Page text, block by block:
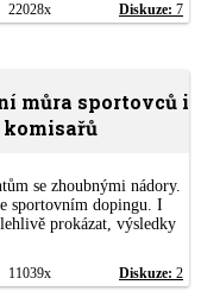
22028x Diskuze: 7
můra sportovců i
se zhoubnými nádory.
sportovním dopingu. I
prokázat, výsledky
11039x Diskuze: 2